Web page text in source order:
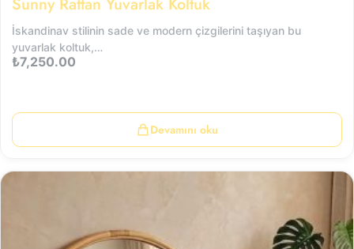
İskandinav stilinin sade ve modern çizgilerini taşıyan bu
yuvarlak koltuk,…
₺7,250.00
Devamını oku